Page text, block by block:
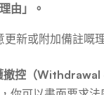
由」。
更新或附加備註嘅
控（Withdrawal